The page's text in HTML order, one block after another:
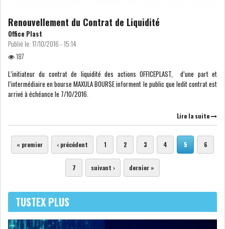
SOUS LES 80 DOLL...
RSS
TUSTEX PLUS
Renouvellement du Contrat de Liquidité
Office Plast
Publié le: 17/10/2016 - 15:14
187
L’initiateur du contrat de liquidité des actions OFFICEPLAST, d’une part et
l’intermédiaire en bourse MAXULA BOURSE informent le public que ledit contrat est
arrivé à échéance le 7/10/2016.
Lire la suite
Pages
« premier ‹ précédent 1 2 3 4 5 6
7 suivant › dernier »
TUSTEX PLUS